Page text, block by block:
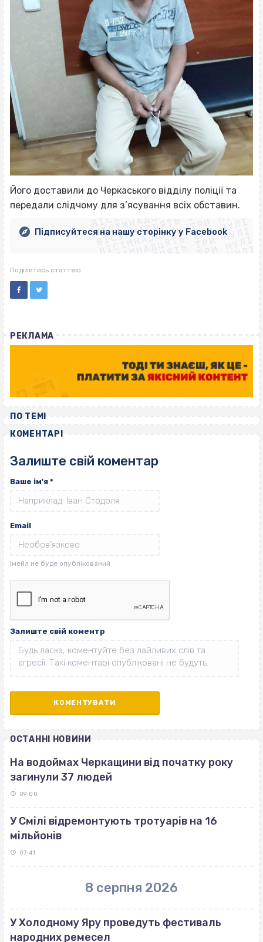
Його доставили до Черкаського відділу поліції та
передали слідчому для з’ясування всіх обставин.
ВІСІМНАДЦЯТЬ ТРИ НУЛІ
ВІСІМНАДЦЯТЬ ТРИ НУЛІ
ВІСІМНАДЦЯТЬ ТРИ НУЛІ
ВІСІМНАДЦЯТЬ ТРИ НУЛІ
ВІСІМНАДЦЯТЬ ТРИ НУЛІ
ВІСІМНАДЦЯТЬ ТРИ НУЛІ
ВІСІМНАДЦЯТЬ ТРИ НУЛІ
ВІСІМНАДЦЯТЬ ТРИ НУЛІ
Підписуйтеся на нашу сторінку у Facebook
Поділитись статтею
РЕКЛАМА
ПО ТЕМІ
КОМЕНТАРІ
Залиште свій коментар
Ваше ім'я *
Email
Залиште свій коментр
ОСТАННІ НОВИНИ
На водоймах Черкащини від початку року
загинули 37 людей
09:00
У Смілі відремонтують тротуарів на 16
мільйонів
07:41
8 серпня 2026
У Холодному Яру проведуть фестиваль
народних ремесел